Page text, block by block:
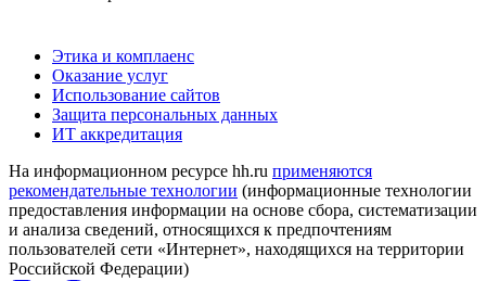
Этика и комплаенс
Оказание услуг
Использование сайтов
Защита персональных данных
ИТ аккредитация
На информационном ресурсе hh.ru применяются
рекомендательные технологии (информационные технологии
предоставления информации на основе сбора, систематизации
и анализа сведений, относящихся к предпочтениям
пользователей сети «Интернет», находящихся на территории
Российской Федерации)